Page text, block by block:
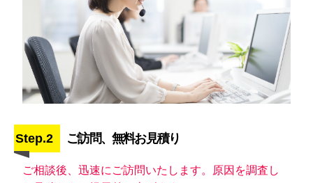
Step.2 ご訪問、無料お見積り
ご相談後、迅速にご訪問いたします。原因を調査し